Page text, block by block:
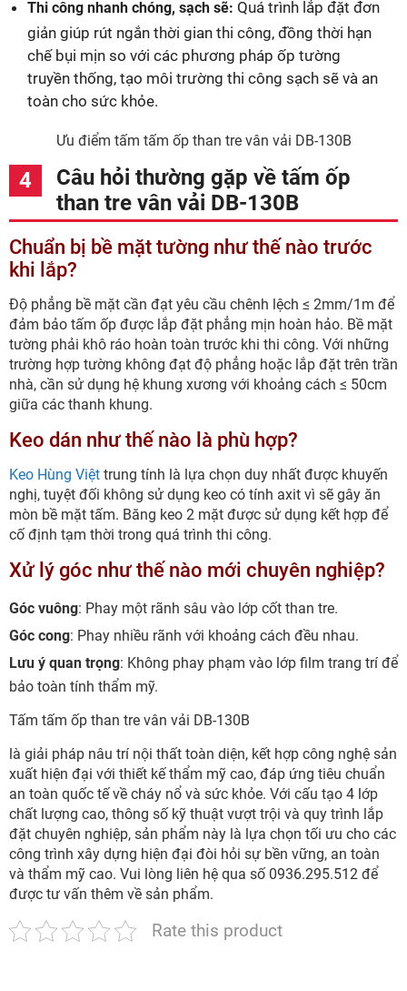
Thi công nhanh chóng, sạch sẽ: Quá trình lắp đặt đơn
giản giúp rút ngắn thời gian thi công, đồng thời hạn
chế bụi mịn so với các phương pháp ốp tường
truyền thống, tạo môi trường thi công sạch sẽ và an
toàn cho sức khỏe.
Ưu điểm tấm tấm ốp than tre vân vải DB-130B
Câu hỏi thường gặp về tấm ốp
than tre vân vải DB-130B
Chuẩn bị bề mặt tường như thế nào trước
khi lắp?
Độ phẳng bề mặt cần đạt yêu cầu chênh lệch ≤ 2mm/1m để
đảm bảo tấm ốp được lắp đặt phẳng mịn hoàn hảo. Bề mặt
tường phải khô ráo hoàn toàn trước khi thi công. Với những
trường hợp tường không đạt độ phẳng hoặc lắp đặt trên trần
nhà, cần sử dụng hệ khung xương với khoảng cách ≤ 50cm
giữa các thanh khung.
Keo dán như thế nào là phù hợp?
Keo Hùng Việt trung tính là lựa chọn duy nhất được khuyến
nghị, tuyệt đối không sử dụng keo có tính axit vì sẽ gây ăn
mòn bề mặt tấm. Băng keo 2 mặt được sử dụng kết hợp để
cố định tạm thời trong quá trình thi công.
Xử lý góc như thế nào mới chuyên nghiệp?
Góc vuông: Phay một rãnh sâu vào lớp cốt than tre.
Góc cong: Phay nhiều rãnh với khoảng cách đều nhau.
Lưu ý quan trọng: Không phay phạm vào lớp film trang trí để
bảo toàn tính thẩm mỹ.
Tấm tấm ốp than tre vân vải DB-130B
là giải pháp nâu trí nội thất toàn diện, kết hợp công nghệ sản
xuất hiện đại với thiết kế thẩm mỹ cao, đáp ứng tiêu chuẩn
an toàn quốc tế về cháy nổ và sức khỏe. Với cấu tạo 4 lớp
chất lượng cao, thông số kỹ thuật vượt trội và quy trình lắp
đặt chuyên nghiệp, sản phẩm này là lựa chọn tối ưu cho các
công trình xây dựng hiện đại đòi hỏi sự bền vững, an toàn
và thẩm mỹ cao. Vui lòng liên hệ qua số 0936.295.512 để
được tư vấn thêm về sản phẩm.
Rate this product